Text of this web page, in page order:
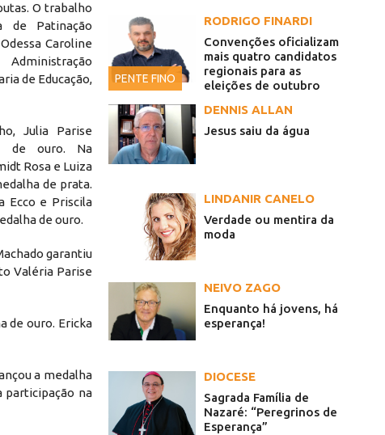
O trabalho
de Patinação
Caroline
de Educação,
Julia Parise
de ouro. Na
Rosa e Luiza
de prata.
Ecco e Priscila
de ouro.
garantiu
Valéria Parise
de ouro. Ericka
a medalha
participação na
PENTE FINO
RODRIGO FINARDI
Convenções oficializam
mais quatro candidatos
regionais para as
eleições de outubro
DENNIS ALLAN
Jesus saiu da água
LINDANIR CANELO
Verdade ou mentira da
moda
NEIVO ZAGO
Enquanto há jovens, há
esperança!
DIOCESE
Sagrada Família de
Nazaré: “Peregrinos de
Esperança”